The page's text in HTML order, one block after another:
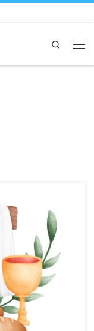
Search
Santa 2025, la
le porte del
DELLE
Per tutta la settimana